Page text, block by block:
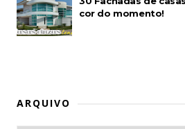
cor do momento!
ARQUIVO